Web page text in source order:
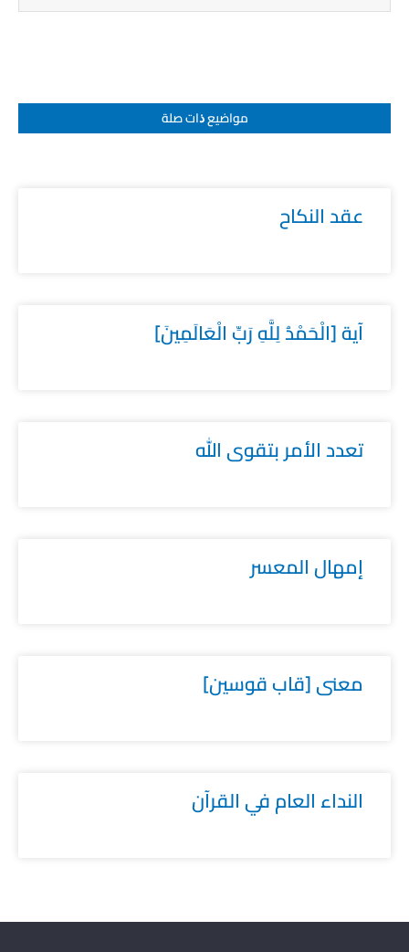
مواضيع ﺫات صلة
عقد النكاح
آية [الْحَمْدُ لِلَّهِ رَبِّ الْعَالَمِينَ]
تعدد الأمر بتقوى الله
إمهال المعسر
معنى [قاب قوسين]
النداء العام في القرآن